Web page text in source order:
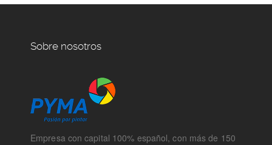
Sobre nosotros
Empresa con capital 100% español, con más de 150